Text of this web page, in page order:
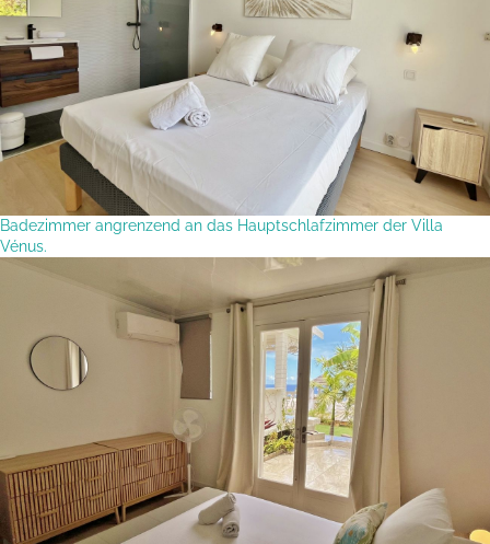
Badezimmer angrenzend an das Hauptschlafzimmer der Villa
Vénus.